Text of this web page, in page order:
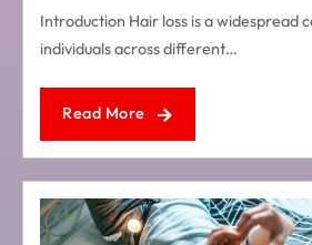
Introduction Hair loss is a widespread
individuals across different…
Read More